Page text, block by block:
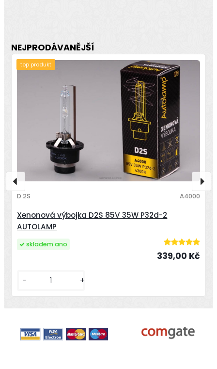
NEJPRODÁVANĚJŠÍ
Xenonová výbojka D2S 85V 35W P32d-2
AUTOLAMP
D 2S A4000
339,00 Kč
- +
skladem ano
top produkt